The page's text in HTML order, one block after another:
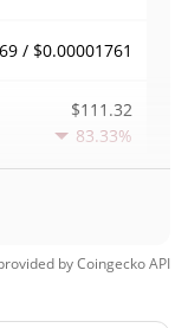
/ $0.00001761
$111.32
83.33%
byCoingeckoAPI